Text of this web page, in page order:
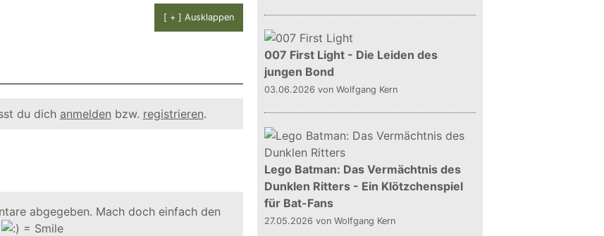
[ + ] Ausklappen
du dich anmelden bzw. registrieren.
abgegeben. Mach doch einfach den
007 First Light - Die Leiden des
jungen Bond
03.06.2026 von Wolfgang Kern
Lego Batman: Das Vermächtnis des
Dunklen Ritters - Ein Klötzchenspiel
für Bat-Fans
27.05.2026 von Wolfgang Kern